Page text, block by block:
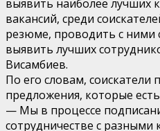
выявить наиболее лучших
вакансий, среди
резюме, проводить с ними
выявить лучших
Висамбиев.
По его словам, соискатели
предложения, которые
— Мы в процессе
сотрудничестве с